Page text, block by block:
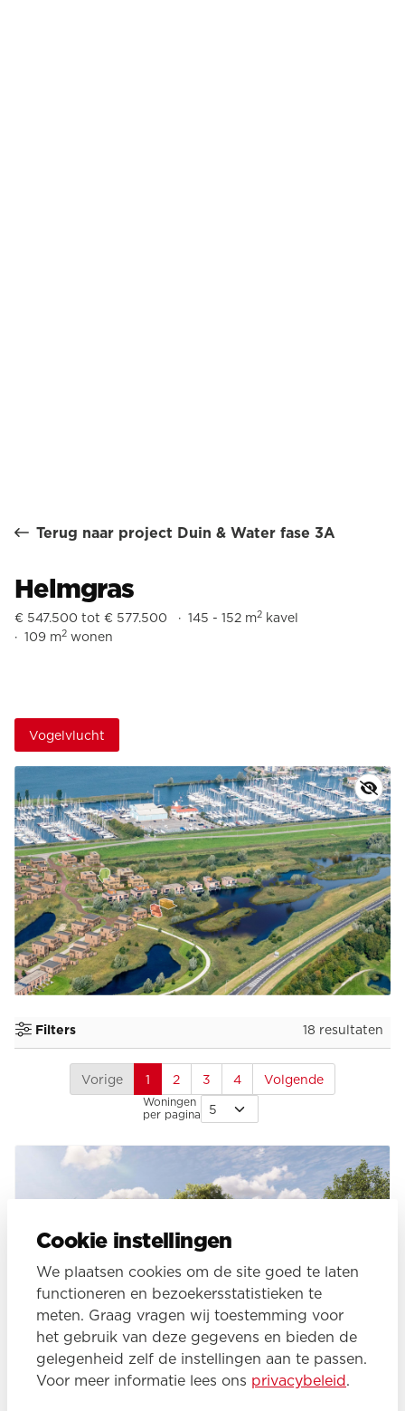
Terug naar project Duin & Water fase 3A
Helmgras
€ 547.500 tot € 577.500 145 - 152 m2 kavel
109 m2 wonen
Vogelvlucht
Filters 18 resultaten
Vorige 1 2 3 4 Volgende
Woningen
per pagina
Cookie instellingen
We plaatsen cookies om de site goed te laten
functioneren en bezoekersstatistieken te
meten. Graag vragen wij toestemming voor
het gebruik van deze gegevens en bieden de
gelegenheid zelf de instellingen aan te passen.
Voor meer informatie lees ons privacybeleid.